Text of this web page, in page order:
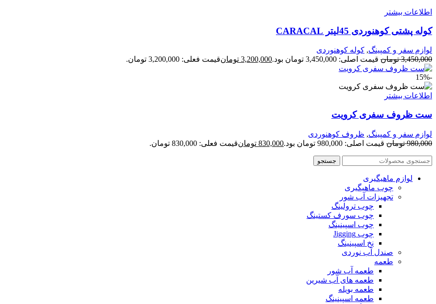
اطلاعات بیشتر
کوله پشتی کوهنوردی 45لیتر CARACAL
لوازم سفر و کمپینگ, کوله کوهنوردی
3,450,000 تومان قیمت اصلی: 3,450,000 تومان بود. 3,200,000 تومانقیمت فعلی: 3,200,000 تومان.
-15%
اطلاعات بیشتر
ست ظروف سفری کرویت
لوازم سفر و کمپینگ, ظروف کوهنوردی
980,000 تومان قیمت اصلی: 980,000 تومان بود. 830,000 تومانقیمت فعلی: 830,000 تومان.
جستجو
لوازم ماهیگیری
چوب ماهیگیری
تجهیزات آب شور
چوب ترولینگ
چوب سورف کستینگ
چوب اسپینینگ
چوب Jigging
نخ اسپینینگ
صندل آب نوردی
طعمه
طعمه آب شور
طعمه های آب شیرین
طعمه بویله
طعمه اسپینینگ